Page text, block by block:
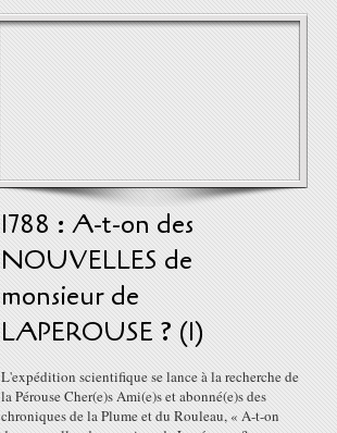
1788 : A-t-on des
NOUVELLES de
monsieur de
LAPEROUSE ? (1)
L'expédition scientifique se lance à la recherche de
la Pérouse Cher(e)s Ami(e)s et abonné(e)s des
chroniques de la Plume et du Rouleau, « A-t-on